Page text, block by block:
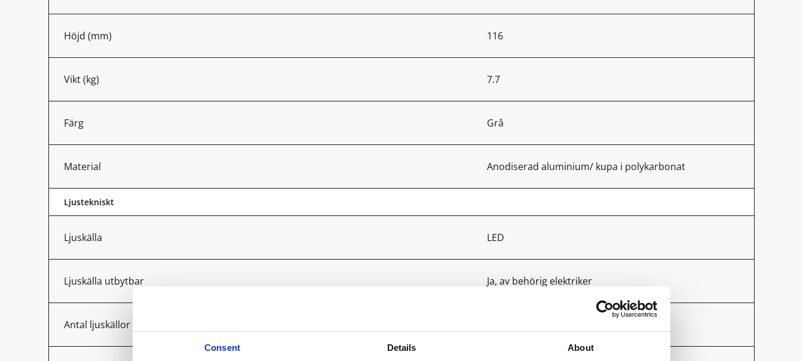
Consent Details About
Höjd (mm) 116
Vikt (kg) 7.7
Färg Grå
Material Anodiserad aluminium/ kupa i polykarbonat
Ljustekniskt
Ljuskälla LED
Ljuskälla utbytbar Ja, av behörig elektriker
Antal ljuskällor